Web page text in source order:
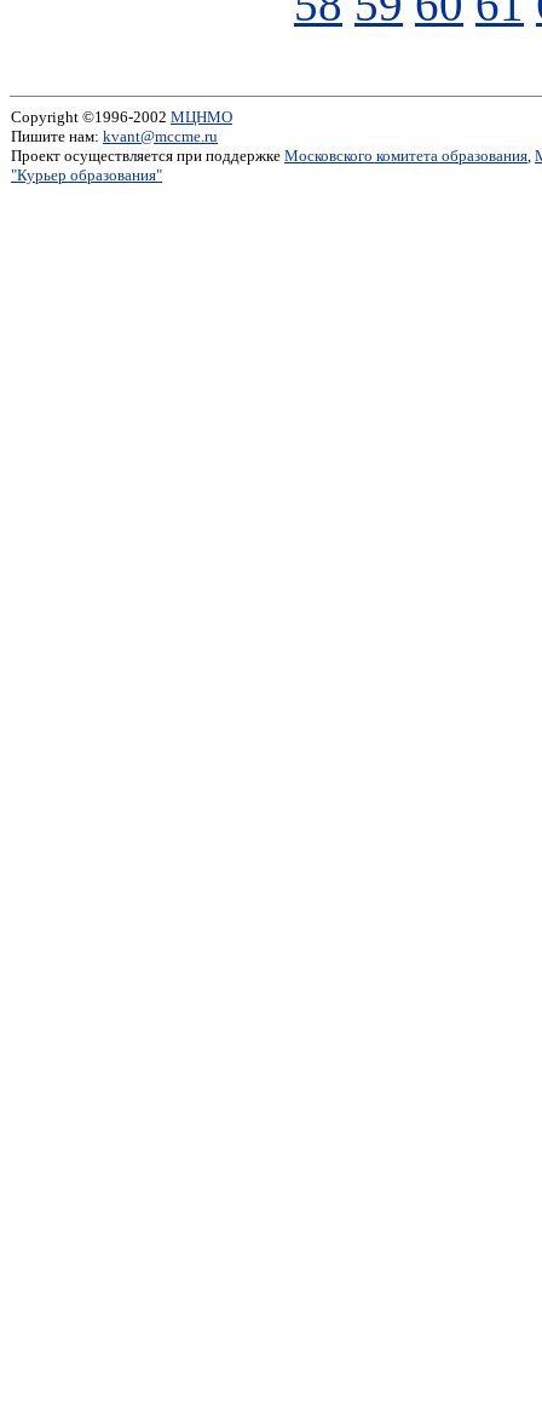
Copyright ©1996-2002 МЦНМО
Пишите нам: kvant@mccme.ru
Проект осуществляется при поддержке Московского комитета образования,
"Курьер образования"